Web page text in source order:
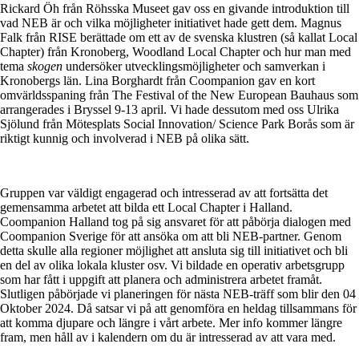
Rickard Öh från Röhsska Museet gav oss en givande introduktion till
vad NEB är och vilka möjligheter initiativet hade gett dem. Magnus
Falk från RISE berättade om ett av de svenska klustren (så kallat Local
Chapter) från Kronoberg, Woodland Local Chapter och hur man med
tema skogen undersöker utvecklingsmöjligheter och samverkan i
Kronobergs län. Lina Borghardt från Coompanion gav en kort
omvärldsspaning från The Festival of the New European Bauhaus som
arrangerades i Bryssel 9-13 april. Vi hade dessutom med oss Ulrika
Sjölund från Mötesplats Social Innovation/ Science Park Borås som är
riktigt kunnig och involverad i NEB på olika sätt.
Gruppen var väldigt engagerad och intresserad av att fortsätta det
gemensamma arbetet att bilda ett Local Chapter i Halland.
Coompanion Halland tog på sig ansvaret för att påbörja dialogen med
Coompanion Sverige för att ansöka om att bli NEB-partner. Genom
detta skulle alla regioner möjlighet att ansluta sig till initiativet och bli
en del av olika lokala kluster osv. Vi bildade en operativ arbetsgrupp
som har fått i uppgift att planera och administrera arbetet framåt.
Slutligen påbörjade vi planeringen för nästa NEB-träff som blir den 04
Oktober 2024. Då satsar vi på att genomföra en heldag tillsammans för
att komma djupare och längre i vårt arbete. Mer info kommer längre
fram, men håll av i kalendern om du är intresserad av att vara med.